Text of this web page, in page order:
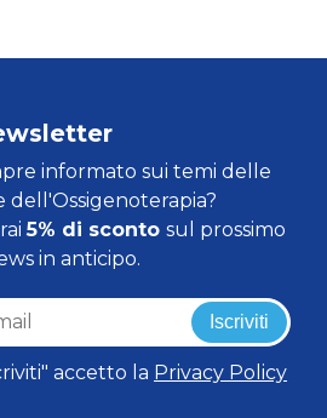
informato sui temi delle
dell'Ossigenoterapia?
5% di sconto sul prossimo
in anticipo.
Iscriviti
accetto la Privacy Policy